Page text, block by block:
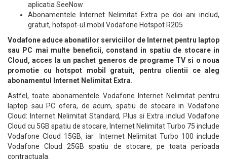
aplicatia SeeNow
Abonamentele Internet Nelimitat Extra pe doi ani includ,
gratuit, hotspot-ul mobil Vodafone Hotspot R205
Vodafone aduce abonatilor serviciilor de Internet pentru laptop
sau PC mai multe beneficii, constand in spatiu de stocare in
Cloud, acces la un pachet generos de programe TV si o noua
promotie cu hotspot mobil gratuit, pentru clientii ce aleg
abonamentul Internet Nelimitat Extra.
Astfel, toate abonamentele Vodafone Internet Nelimitat pentru
laptop sau PC ofera, de acum, spatiu de stocare in Vodafone
Cloud: Internet Nelimitat Standard, Plus si Extra includ Vodafone
Cloud cu 5GB spatiu de stocare, Internet Nelimitat Turbo 75 include
Vodafone Cloud 15GB, iar Internet Nelimitat Turbo 100 include
Vodafone Cloud 25GB spatiu de stocare, pe toata perioada
contractuala.